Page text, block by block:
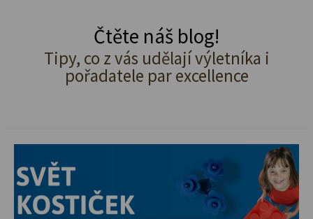
Čtěte náš blog!
Tipy, co z vás udělají výletníka i
pořadatele par excellence